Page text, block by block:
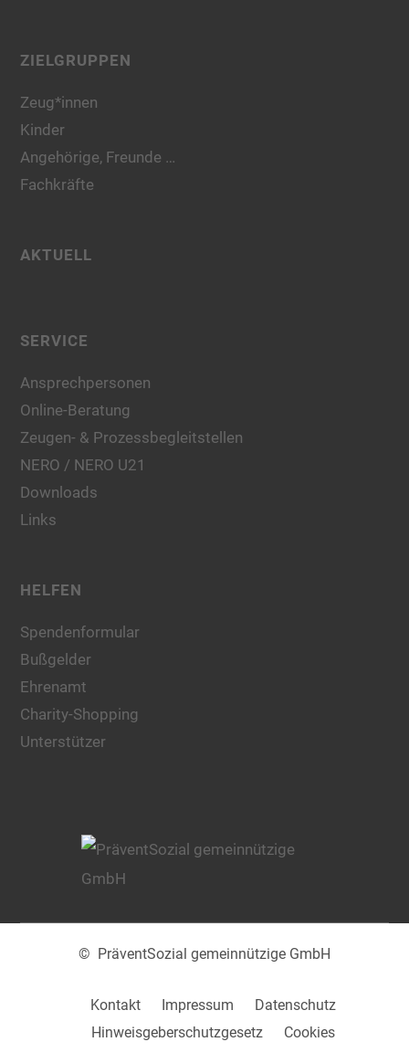
ZIELGRUPPEN
Zeug*innen
Kinder
Angehörige, Freunde …
Fachkräfte
AKTUELL
SERVICE
Ansprechpersonen
Online-Beratung
Zeugen- & Prozessbegleitstellen
NERO / NERO U21
Downloads
Links
HELFEN
Spendenformular
Bußgelder
Ehrenamt
Charity-Shopping
Unterstützer
© PräventSozial gemeinnützige GmbH
Kontakt Impressum
Datenschutz
Hinweisgeberschutzgesetz
Cookies